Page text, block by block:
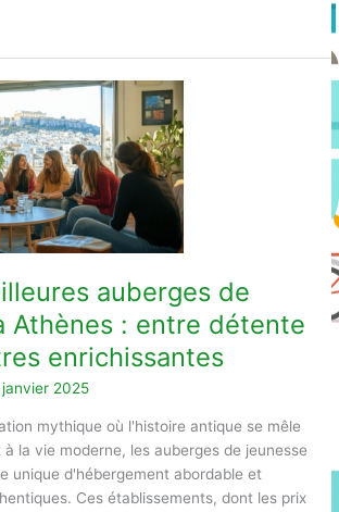
auberges de
Athènes : entre détente
enrichissantes
janvier 2025
mythique où l'histoire antique se mêle
la vie moderne, les auberges de jeunesse
unique d'hébergement abordable et
Ces établissements, dont les prix